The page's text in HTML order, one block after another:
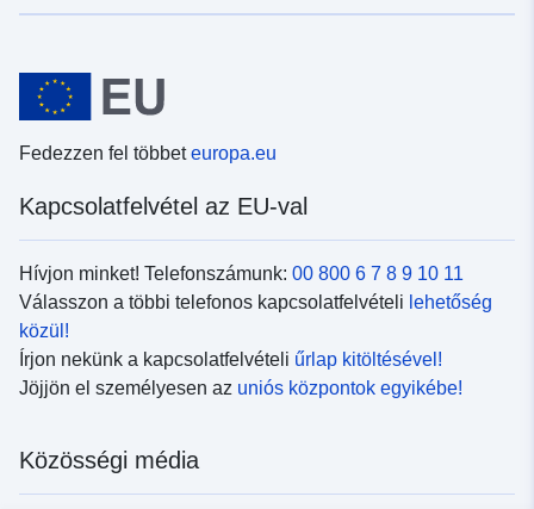
Fedezzen fel többeteuropa.eu
Kapcsolatfelvétel az EU-val
Hívjon minket! Telefonszámunk: 00 800 6 7 8 9 10 11
Válasszon a többi telefonos kapcsolatfelvételi lehetőség
közül!
Írjon nekünk a kapcsolatfelvételi űrlap kitöltésével!
Jöjjön el személyesen az uniós központok egyikébe!
Közösségi média